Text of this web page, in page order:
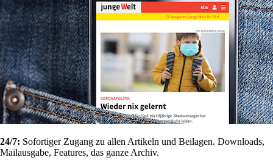
24/7: Sofortiger Zugang zu allen Artikeln und Beilagen. Downloads,
Mailausgabe, Features, das ganze Archiv.